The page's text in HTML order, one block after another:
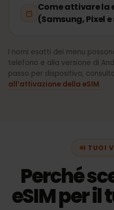
Come attivare la
(Samsung, Pixel
I nomi esatti dei menu
telefono e alla versione di
passo per dispositivo,
all’attivazione della eSIM.
I TUOI
Perché
eSIM per il